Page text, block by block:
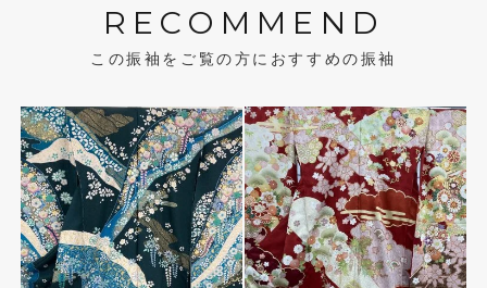
RECOMMEND
この振袖をご覧の方におすすめの振袖